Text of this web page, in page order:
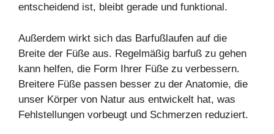
entscheidend ist, bleibt gerade und funktional.
Außerdem wirkt sich das Barfußlaufen auf die
Breite der Füße aus. Regelmäßig barfuß zu gehen
kann helfen, die Form Ihrer Füße zu verbessern.
Breitere Füße passen besser zu der Anatomie, die
unser Körper von Natur aus entwickelt hat, was
Fehlstellungen vorbeugt und Schmerzen reduziert.